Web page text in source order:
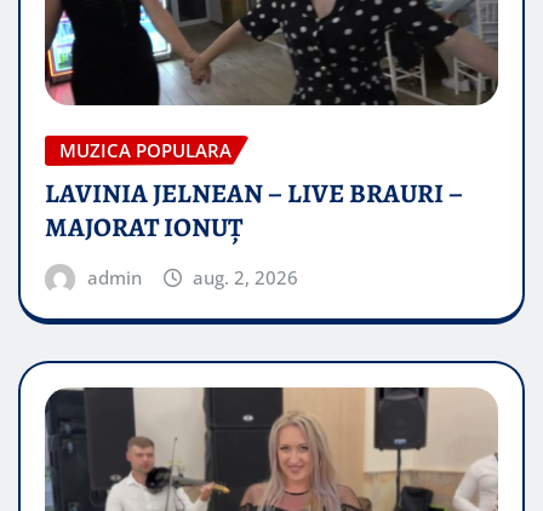
MUZICA POPULARA
LAVINIA JELNEAN – LIVE BRAURI –
MAJORAT IONUŢ
admin aug. 2, 2026